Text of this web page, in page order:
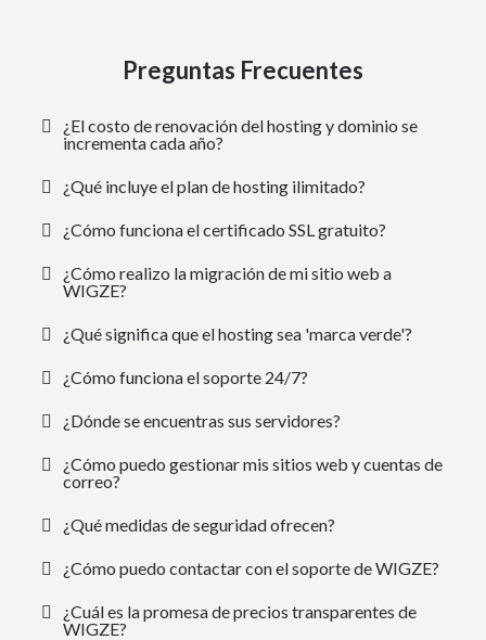
Preguntas Frecuentes
¿El costo de renovación del hosting y dominio se
incrementa cada año?
¿Qué incluye el plan de hosting ilimitado?
¿Cómo funciona el certificado SSL gratuito?
¿Cómo realizo la migración de mi sitio web a
WIGZE?
¿Qué significa que el hosting sea 'marca verde'?
¿Cómo funciona el soporte 24/7?
¿Dónde se encuentras sus servidores?
¿Cómo puedo gestionar mis sitios web y cuentas de
correo?
¿Qué medidas de seguridad ofrecen?
¿Cómo puedo contactar con el soporte de WIGZE?
¿Cuál es la promesa de precios transparentes de
WIGZE?